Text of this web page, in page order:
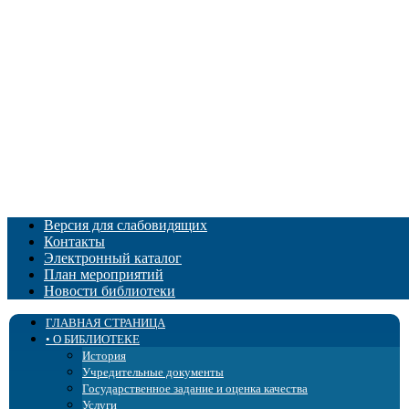
Версия для слабовидящих
Контакты
Электронный каталог
План мероприятий
Новости библиотеки
ГЛАВНАЯ СТРАНИЦА
• О БИБЛИОТЕКЕ
История
Учредительные документы
Государственное задание и оценка качества
Услуги